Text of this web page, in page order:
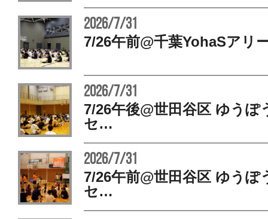
2026/7/31
7/26午前@千葉YohaSア
2026/7/31
7/26午後@世田谷区 ゆうぽ
セ…
2026/7/31
7/26午前@世田谷区 ゆうぽ
セ…